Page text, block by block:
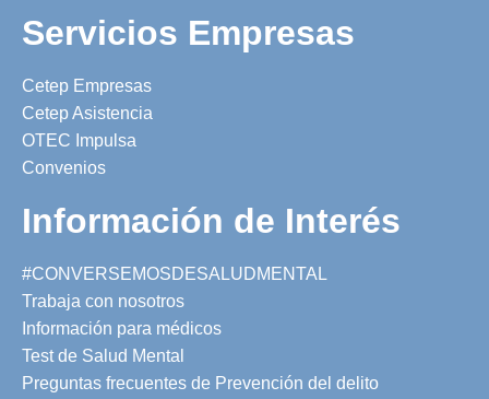
Servicios Empresas
Cetep Empresas
Cetep Asistencia
OTEC Impulsa
Convenios
Información de Interés
#CONVERSEMOSDESALUDMENTAL
Trabaja con nosotros
Información para médicos
Test de Salud Mental
Preguntas frecuentes de Prevención del delito